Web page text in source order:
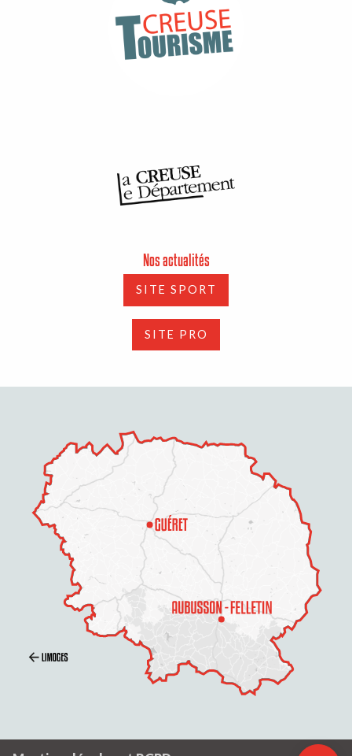
Description
Contacter par
email
Nos actualités
SITE SPORT
SITE PRO